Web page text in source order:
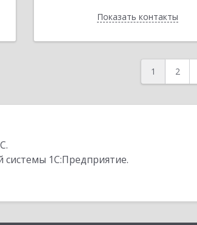
Показать контакты
Назад
1 2
системы 1С:Предприятие.